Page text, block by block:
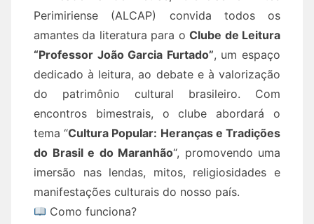
Perimiriense (ALCAP) convida todos os
amantes da literatura para oClube de Leitura
“Professor João Garcia Furtado”, um espaço
dedicado à leitura, ao debate e à valorização
do patrimônio cultural brasileiro. Com
encontros bimestrais, o clube abordará o
tema “Cultura Popular: Heranças e Tradições
do Brasil e do Maranhão“, promovendo uma
imersão nas lendas, mitos, religiosidades e
manifestações culturais do nosso país.
Como funciona?